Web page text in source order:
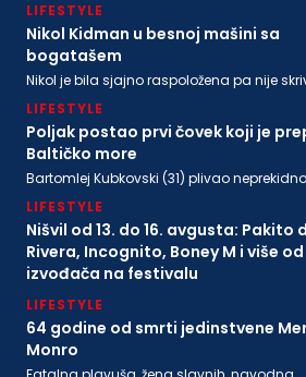
savremenog autorskog izraza
LIFESTYLE
Nikol Kidman u besnoj mašini sa
bogatašem
Nikol je bila sjajno raspoložena pa nije
biznismenaMajkla Rajstina (55) koji se sve
viđa u društvu oskarovke
LIFESTYLE
Poljak postao prvi čovek koji je
Baltičko more
Bartomlej Kubkovski (31) plivao
Poljske
LIFESTYLE
Nišvil od 13. do 16. avgusta: Pakito
Rivera, Incognito, Boney M i više od
izvođača na festivalu
LIFESTYLE
64 godine od smrti jedinstvene
Monro